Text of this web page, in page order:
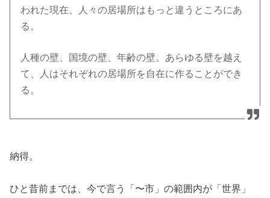
われた現在、人々の居場所はもっと違うところにあ
る。
人種の壁、国境の壁、年齢の壁。あらゆる壁を越え
て、人はそれぞれの居場所を自在に作ることができ
る。
納得。
ひと昔前までは、今で言う「〜市」の範囲内が「世界」